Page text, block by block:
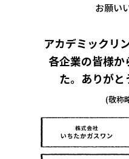
お願い
アカデミックリ
各企業の皆様
た。 ありがと
(敬称